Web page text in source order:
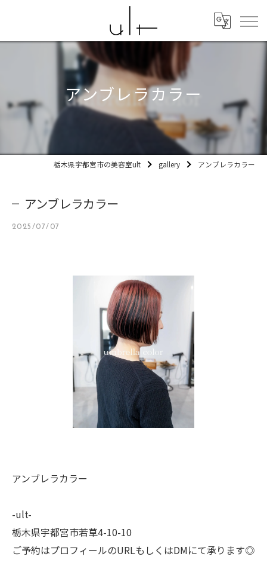
アンブレラカラー
栃木県宇都宮市の美容室ult gallery アンブレラカラー
アンブレラカラー
2025/07/07
アンブレラカラー
-ult-
栃木県宇都宮市若草4-10-10
ご予約はプロフィールのURLもしくはDMにて承ります◎